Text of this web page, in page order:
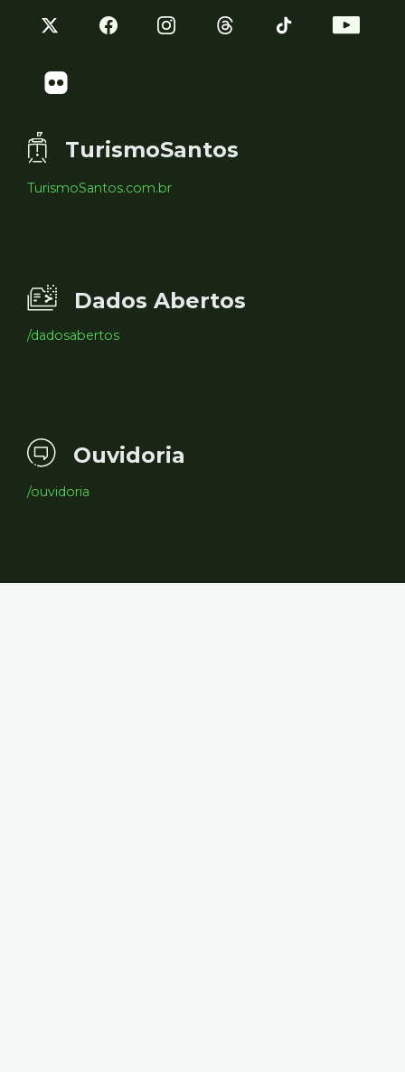
TurismoSantos
TurismoSantos.com.br
Dados Abertos
/dadosabertos
Ouvidoria
/ouvidoria